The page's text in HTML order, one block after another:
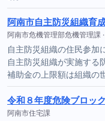
阿南市自主防災組織育
阿南市危機管理部危機管理課
自主防災組織の住民参加
自主防災組織が実施する
補助金の上限額は組織の
令和８年度危険ブロッ
阿南市住宅課